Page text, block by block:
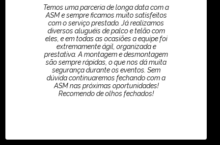
Temos uma parceria de longa data com a
ASM e sempre ficamos muito satisfeitos
com o serviço prestado. Já realizamos
diversos aluguéis de palco e telão com
eles, e em todas as ocasiões a equipe foi
extremamente ágil, organizada e
prestativa. A montagem e desmontagem
são sempre rápidas, o que nos dá muita
segurança durante os eventos. Sem
dúvida continuaremos fechando com a
ASM nas próximas oportunidades!
Recomendo de olhos fechados!